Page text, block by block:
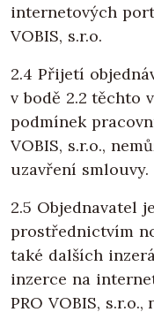
internetových
VOBIS, s.r.o.
2.4 Přijetí
v bodě 2.2 těchto
podmínek
VOBIS, s.r.o.,
uzavření smlouvy.
2.5 Objednavatel
prostřednictvím
také dalších
inzerce na
PRO VOBIS,